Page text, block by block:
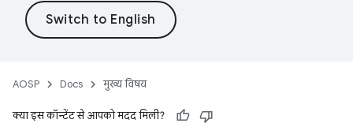
AOSP Docs मुख्य विषय
क्या इस कॉन्टेंट से आपको मदद मिली?